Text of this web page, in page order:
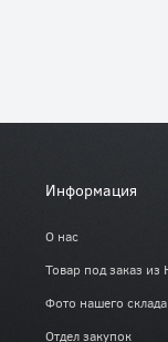
Информация
О нас
Товар под заказ из
Фото нашего склада
Отдел закупок